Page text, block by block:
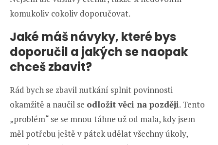
komukoliv cokoliv doporučovat.
Jaké máš návyky, které bys
doporučil a jakých se naopak
chceš zbavit?
Rád bych se zbavil nutkání splnit povinnosti
okamžitě a naučil se odložit věci na později. Tento
„problém“ se se mnou táhne už od mala, kdy jsem
měl potřebu ještě v pátek udělat všechny úkoly,